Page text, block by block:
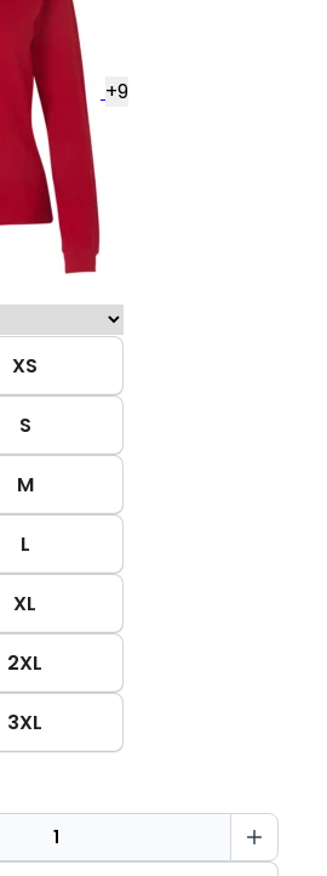
+9
XS
S
M
L
XL
2XL
3XL